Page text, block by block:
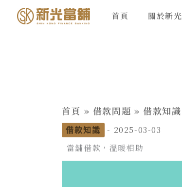
首頁 關於新光
首頁 » 借款問題 » 借款知識
借款知識 - 2025-03-03
當舖借款，溫暖相助